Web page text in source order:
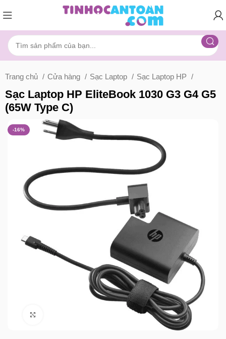
Trang chủ Cửa hàng Sạc Laptop Sạc Laptop HP
Sạc Laptop HP EliteBook 1030 G3 G4 G5
(65W Type C)
-16%